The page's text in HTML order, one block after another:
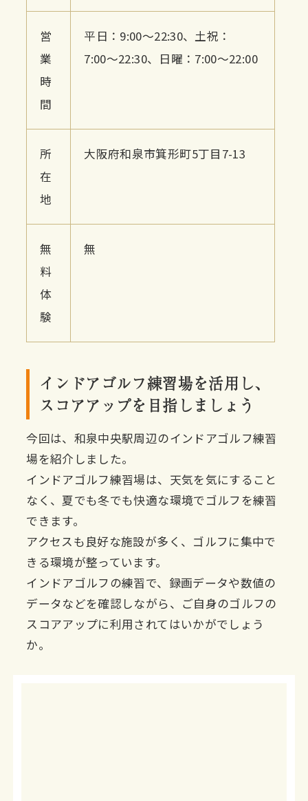
営
業
時
間
平日：9:00〜22:30、土祝：
7:00〜22:30、日曜：7:00〜22:00
所
在
地
大阪府和泉市箕形町5丁目7-13
無
料
体
験
無
インドアゴルフ練習場を活用し、
スコアアップを目指しましょう
今回は、和泉中央駅周辺のインドアゴルフ練習
場を紹介しました。
インドアゴルフ練習場は、天気を気にすること
なく、夏でも冬でも快適な環境でゴルフを練習
できます。
アクセスも良好な施設が多く、ゴルフに集中で
きる環境が整っています。
インドアゴルフの練習で、録画データや数値の
データなどを確認しながら、ご自身のゴルフの
スコアアップに利用されてはいかがでしょう
か。